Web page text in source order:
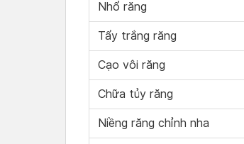
Nhổ răng
Tẩy trắng răng
Cạo vôi răng
Chữa tủy răng
Niềng răng chỉnh nha